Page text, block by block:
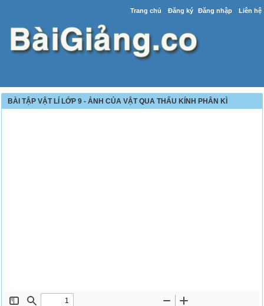
Trang chủ Đăng ký Đăng nhập Liên hệ
BÀI TẬP VẬT LÍ LỚP 9 - ẢNH CỦA VẬT QUA THẤU KÍNH PHÂN KÌ